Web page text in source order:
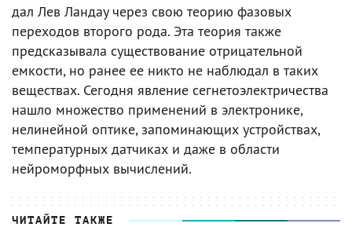
дал Лев Ландау через свою теорию фазовых
переходов второго рода. Эта теория также
предсказывала существование отрицательной
емкости, но ранее ее никто не наблюдал в таких
веществах. Сегодня явление сегнетоэлектричества
нашло множество применений в электронике,
нелинейной оптике, запоминающих устройствах,
температурных датчиках и даже в области
нейроморфных вычислений.
ЧИТАЙТЕ ТАКЖЕ